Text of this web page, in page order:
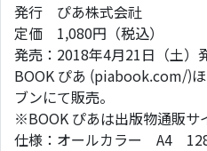
発行 ぴあ株式会社
定価 1,080円（税込）
発売：2018年4月21日（土）
BOOK ぴあ (piabook.com/)
ブンにて販売。
※BOOK ぴあは出版物通販サ
仕様：オールカラー A4